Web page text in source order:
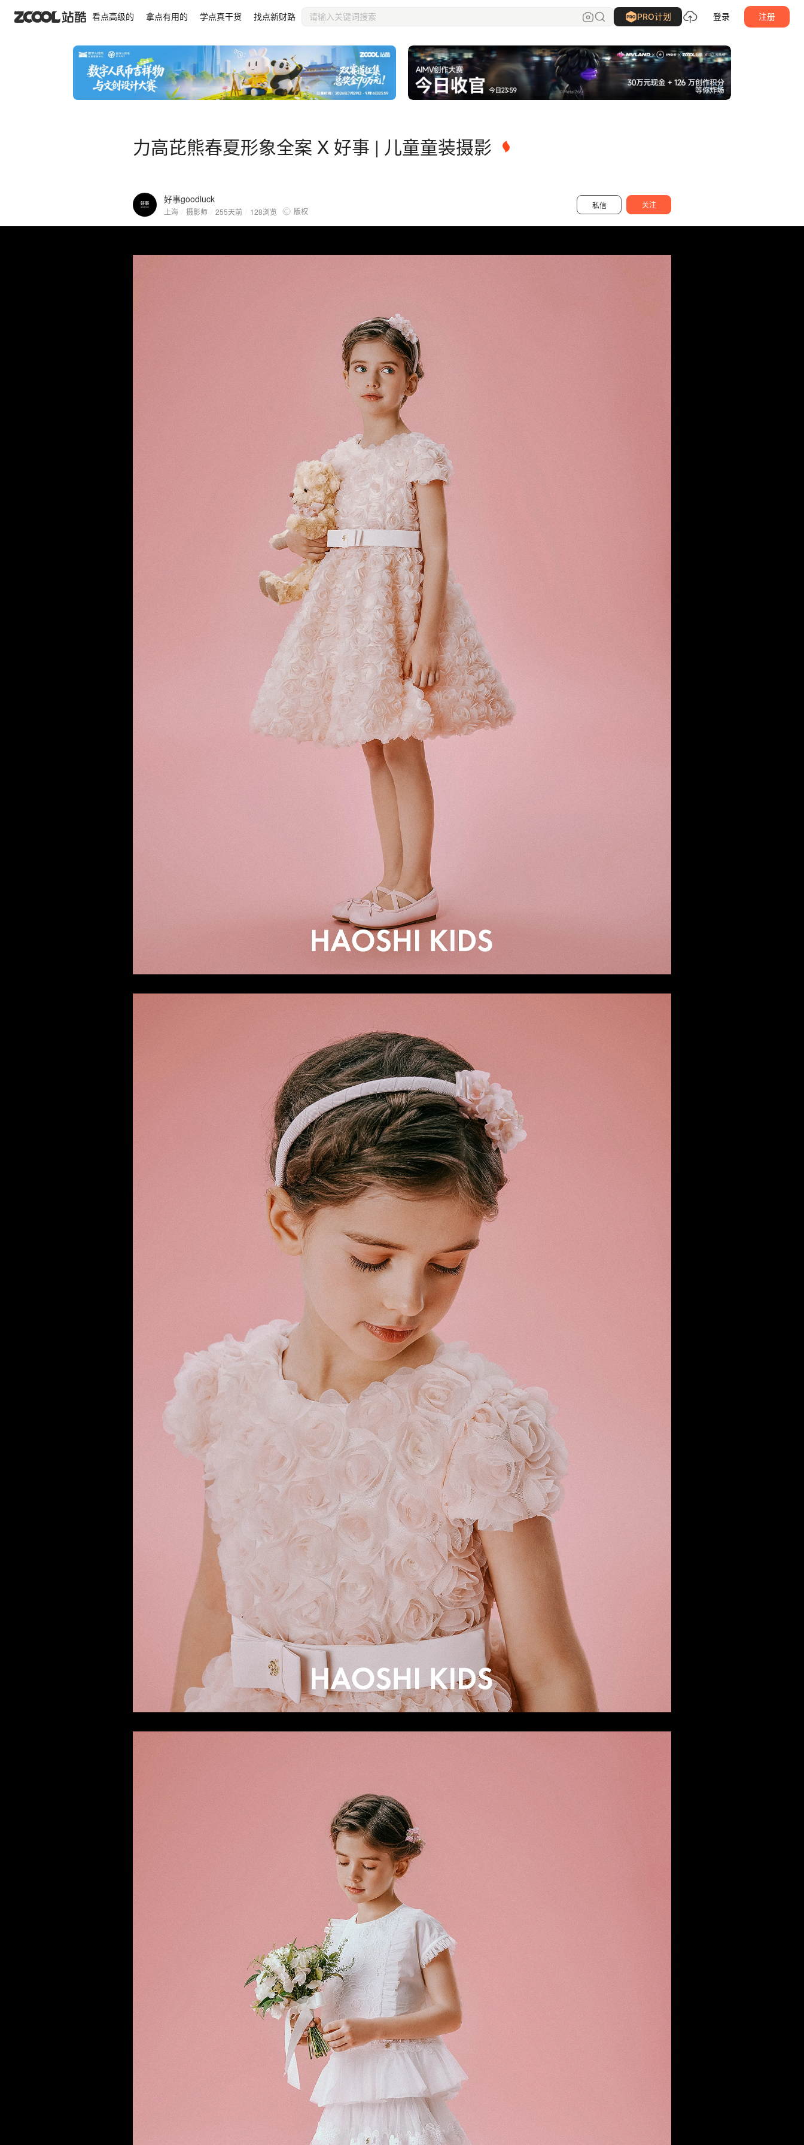
看点高级的 拿点有用的 学点真干货 找点新财路 PRO计划 登录 注册
力高芘熊春夏形象全案 X 好事 | 儿童童装摄影
好事goodluck
上海 摄影师 255天前 128浏览 版权
私信 关注
力高芘熊春夏形象全案 X 好事 | 儿童童装摄影 好事goodluck 关注